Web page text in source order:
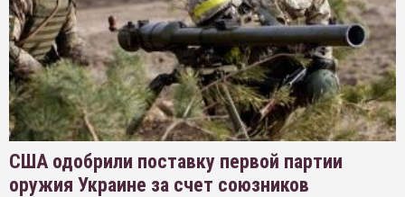
США одобрили поставку первой партии
оружия Украине за счет союзников